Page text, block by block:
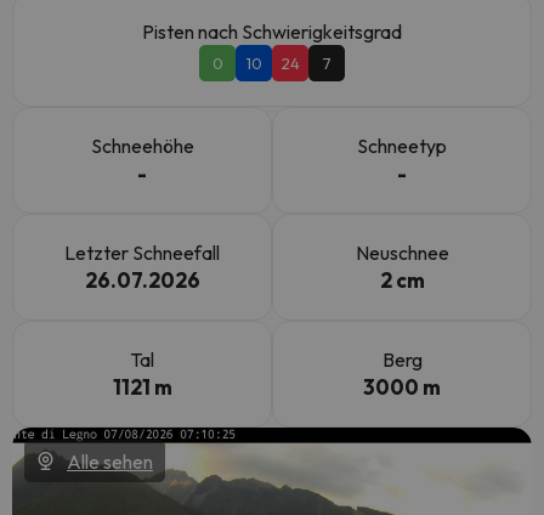
Pisten nach Schwierigkeitsgrad
0 10 24 7
Schneehöhe
-
Schneetyp
-
Letzter Schneefall
26.07.2026
Neuschnee
2 cm
Tal
1121 m
Berg
3000 m
Alle sehen